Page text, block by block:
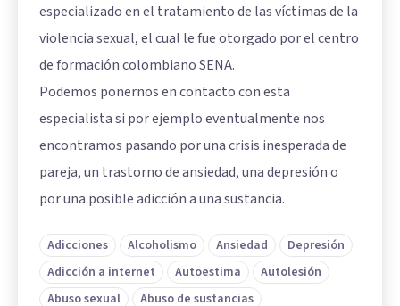
especializado en el tratamiento de las víctimas de la
violencia sexual, el cual le fue otorgado por el centro
de formación colombiano SENA.
Podemos ponernos en contacto con esta
especialista si por ejemplo eventualmente nos
encontramos pasando por una crisis inesperada de
pareja, un trastorno de ansiedad, una depresión o
por una posible adicción a una sustancia.
Adicciones Alcoholismo Ansiedad
Depresión
Adicción a internet
Autoestima
Autolesión
Abuso sexual
Abuso de sustancias